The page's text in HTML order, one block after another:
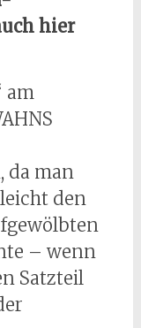
hier
am
da man
den
– wenn
Satzteil